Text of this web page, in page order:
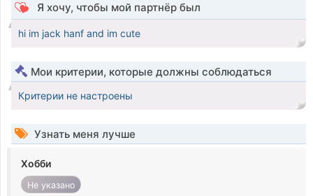
Я хочу, чтобы мой партнёр был
hi im jack hanf and im cute
Мои критерии, которые должны соблюдаться
Критерии не настроены
Узнать меня лучше
Хобби
Не указано